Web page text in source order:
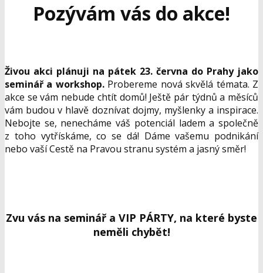
Pozývám vás do akce!
Živou akci plánuji na pátek 23. června do Prahy jako
seminář a workshop.Probereme nová skvělá témata. Z
akce se vám nebude chtít domů! Ještě pár týdnů a měsíců
vám budou v hlavě doznívat dojmy, myšlenky a inspirace.
Nebojte se, nenecháme váš potenciál ladem a společně
z toho vytřískáme, co se dá! Dáme vašemu podnikání
nebo vaší Cestě na Pravou stranu systém a jasný směr!
Zvu vás na seminář a VIP PÁRTY, na které byste
neměli chybět!